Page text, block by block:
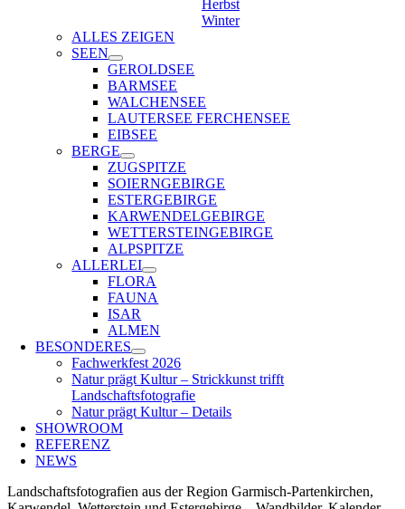
Herbst
Winter
ALLES ZEIGEN
SEEN
GEROLDSEE
BARMSEE
WALCHENSEE
LAUTERSEE FERCHENSEE
EIBSEE
BERGE
ZUGSPITZE
SOIERNGEBIRGE
ESTERGEBIRGE
KARWENDELGEBIRGE
WETTERSTEINGEBIRGE
ALPSPITZE
ALLERLEI
FLORA
FAUNA
ISAR
ALMEN
BESONDERES
Fachwerkfest 2026
Natur prägt Kultur – Strickkunst trifft
Landschaftsfotografie
Natur prägt Kultur – Details
SHOWROOM
REFERENZ
NEWS
Landschaftsfotografien aus der Region Garmisch-Partenkirchen,